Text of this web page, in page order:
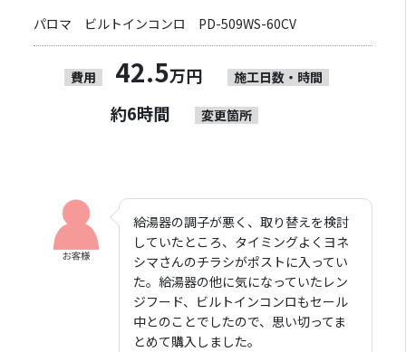
パロマ ビルトインコンロ PD-509WS-60CV
費用 42.5万円 施工日数・時間
約6時間 変更箇所
給湯器の調子が悪く、取り替えを検討
していたところ、タイミングよくヨネ
シマさんのチラシがポストに入ってい
た。給湯器の他に気になっていたレン
ジフード、ビルトインコンロもセール
中とのことでしたので、思い切ってま
とめて購入しました。